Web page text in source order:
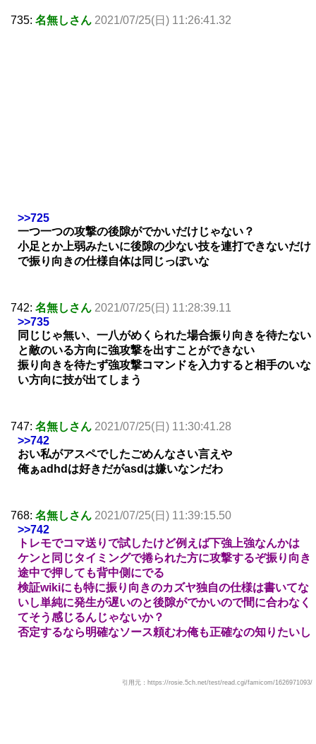
735: 名無しさん 2021/07/25(日) 11:26:41.32
>>725
一つ一つの攻撃の後隙がでかいだけじゃない？
小足とか上弱みたいに後隙の少ない技を連打できないだけ
で振り向きの仕様自体は同じっぽいな
742: 名無しさん 2021/07/25(日) 11:28:39.11
>>735
同じじゃ無い、一八がめくられた場合振り向きを待たない
と敵のいる方向に強攻撃を出すことができない
振り向きを待たず強攻撃コマンドを入力すると相手のいな
い方向に技が出てしまう
747: 名無しさん 2021/07/25(日) 11:30:41.28
>>742
おい私がアスペでしたごめんなさい言えや
俺ぁadhdは好きだがasdは嫌いなンだわ
768: 名無しさん 2021/07/25(日) 11:39:15.50
>>742
トレモでコマ送りで試したけど例えば下強上強なんかは
ケンと同じタイミングで捲られた方に攻撃するぞ振り向き
途中で押しても背中側にでる
検証wikiにも特に振り向きのカズヤ独自の仕様は書いてな
いし単純に発生が遅いのと後隙がでかいので間に合わなく
てそう感じるんじゃないか？
否定するなら明確なソース頼むわ俺も正確なの知りたいし
引用元：https://rosie.5ch.net/test/read.cgi/famicom/1626971093/